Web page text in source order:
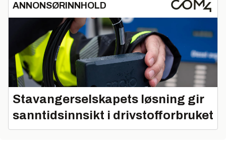
ANNONSØRINNHOLD
Stavangerselskapets løsning gir
sanntidsinnsikt i drivstofforbruket